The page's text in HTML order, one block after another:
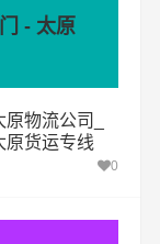
- 太原
物流公司_
原货运专线
0